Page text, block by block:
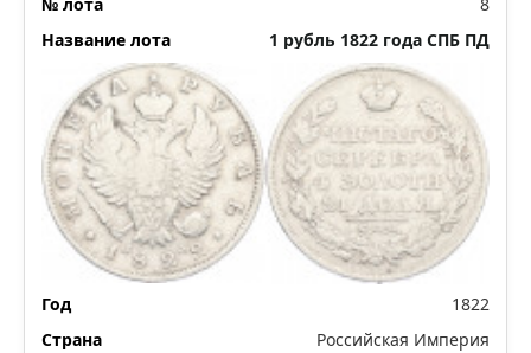
8
1 рубль 1822 года СПБ ПД
1822
Российская Империя